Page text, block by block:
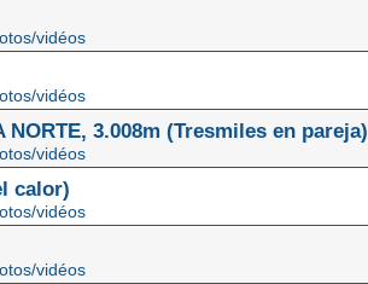
vidéos
vidéos
NORTE, 3.008m (Tresmiles en pareja)
vidéos
calor)
vidéos
vidéos